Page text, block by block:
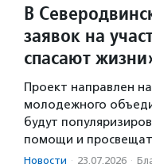
В
заявок на
спасают
Проект направлен
молодежного
будут
помощи и
Новости · 23.07.2026 ·